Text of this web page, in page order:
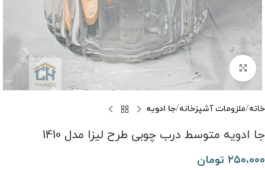
برای بزرگنمایی کلیک کنید
خانه ملزومات آشپزخانه جا ادویه
جا ادویه متوسط درب چوبی طرح لیزا مدل 1410
۲۵۰،۰۰۰ تومان